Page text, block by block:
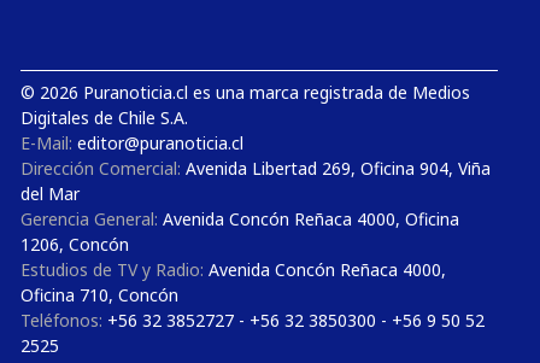
© 2026 Puranoticia.cl es una marca registrada de Medios
Digitales de Chile S.A.
E-Mail: editor@puranoticia.cl
Dirección Comercial: Avenida Libertad 269, Oficina 904, Viña
del Mar
Gerencia General: Avenida Concón Reñaca 4000, Oficina
1206, Concón
Estudios de TV y Radio: Avenida Concón Reñaca 4000,
Oficina 710, Concón
Teléfonos: +56 32 3852727 - +56 32 3850300 - +56 9 50 52
2525